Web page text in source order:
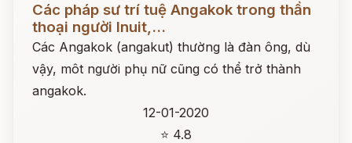
Các pháp sư trí tuệ Angakok trong thần
thoại người Inuit,...
Các Angakok (angakut) thường là đàn ông, dù
vậy, môt người phụ nữ cũng có thể trở thành
angakok.
12-01-2020
⭐ 4.8